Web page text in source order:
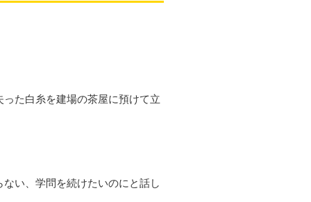
た白糸を建場の茶屋に預けて立
い、学問を続けたいのにと話し